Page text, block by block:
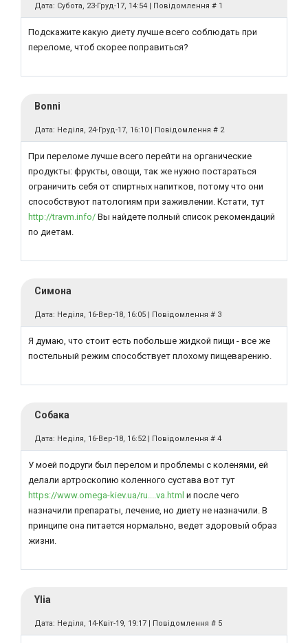
Дата: Субота, 23-Груд-17, 14:54 | Повідомлення # 1
Подскажите какую диету лучше всего соблюдать при
переломе, чтоб скорее поправиться?
Bonni
Дата: Неділя, 24-Груд-17, 16:10 | Повідомлення # 2
При переломе лучше всего перейти на органические
продукты: фрукты, овощи, так же нужно постараться
ограничить себя от спиртных напитков, потому что они
способствуют патологиям при заживлении. Кстати, тут
http://travm.info/ Вы найдете полный список рекомендаций
по диетам.
Симона
Дата: Неділя, 16-Вер-18, 16:05 | Повідомлення # 3
Я думаю, что стоит есть побольше жидкой пищи - все же
постельный режим способствует плохому пищеварению.
Собака
Дата: Неділя, 16-Вер-18, 16:52 | Повідомлення # 4
У моей подруги был перелом и проблемы с коленями, ей
делали артроскопию коленного сустава вот тут
https://www.omega-kiev.ua/ru....va.html и после чего
назначили препараты, лечение, но диету не назначили. В
принципе она питается нормально, ведет здоровый образ
жизни.
Ylia
Дата: Неділя, 14-Квіт-19, 19:17 | Повідомлення # 5